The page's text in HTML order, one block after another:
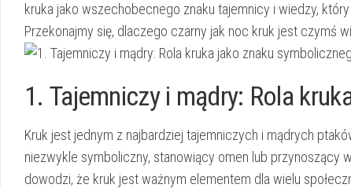
kruka jako⁣ wszechobecnego znaku tajemnicy i wiedzy,
Przekonajmy się, dlaczego czarny ‌jak noc kruk‍ jest czymś
1. Tajemniczy i mądry: Rola
Kruk jest ‌jednym ‌z⁢ najbardziej tajemniczych i​ mądrych
niezwykle symboliczny,⁣ stanowiący⁢ omen lub przynoszący
dowodzi,‍ że kruk jest⁣ ważnym elementem dla wielu​